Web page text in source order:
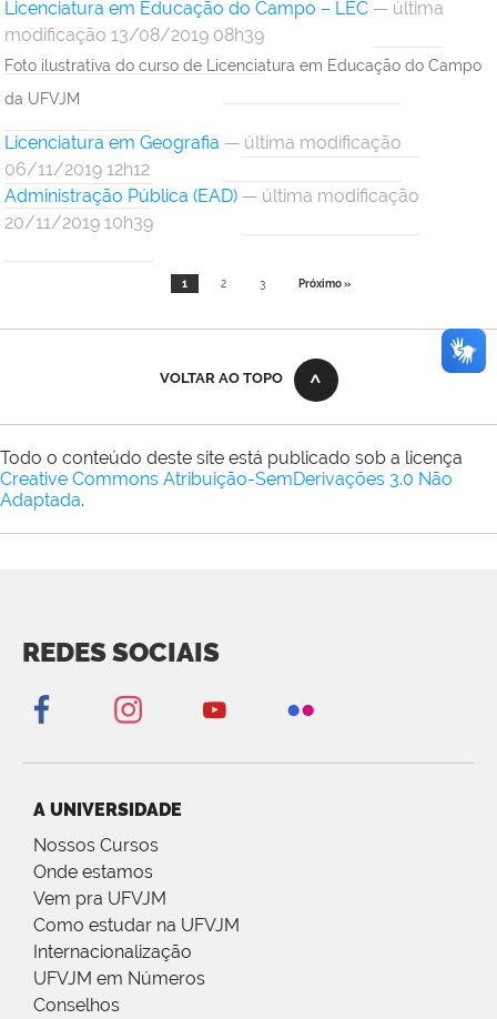
Licenciatura em Educação do Campo – LEC — última
modificação 13/08/2019 08h39
Foto ilustrativa do curso de Licenciatura em Educação do Campo
da UFVJM
Licenciatura em Geografia — última modificação
06/11/2019 12h12
Administração Pública (EAD) — última modificação
20/11/2019 10h39
1 2 3 Próximo »
VOLTAR AO TOPO
Todo o conteúdo deste site está publicado sob a licença
Creative Commons Atribuição-SemDerivações 3.0 Não
Adaptada.
REDES SOCIAIS
A UNIVERSIDADE
Nossos Cursos
Onde estamos
Vem pra UFVJM
Como estudar na UFVJM
Internacionalização
UFVJM em Números
Conselhos